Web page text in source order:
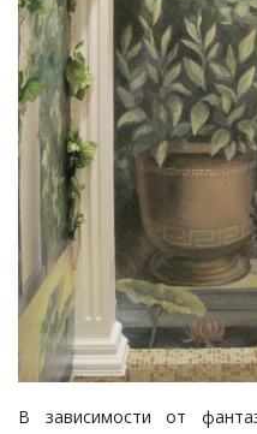
В зависимости от